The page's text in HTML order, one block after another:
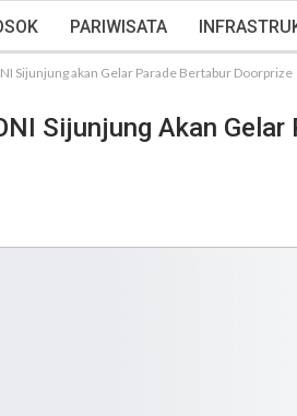
PARIWISATA
Sijunjung akan Gelar Parade Bertabur Doorprize
Sijunjung Akan Gelar